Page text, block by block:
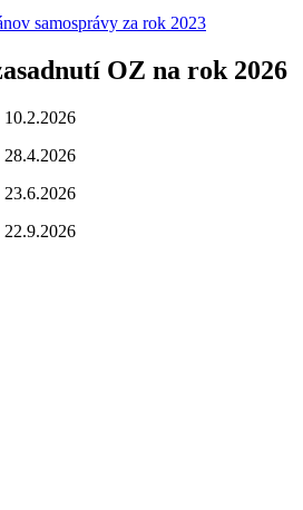
samosprávy za rok 2023
OZ na rok 2026
10.2.2026
28.4.2026
23.6.2026
22.9.2026